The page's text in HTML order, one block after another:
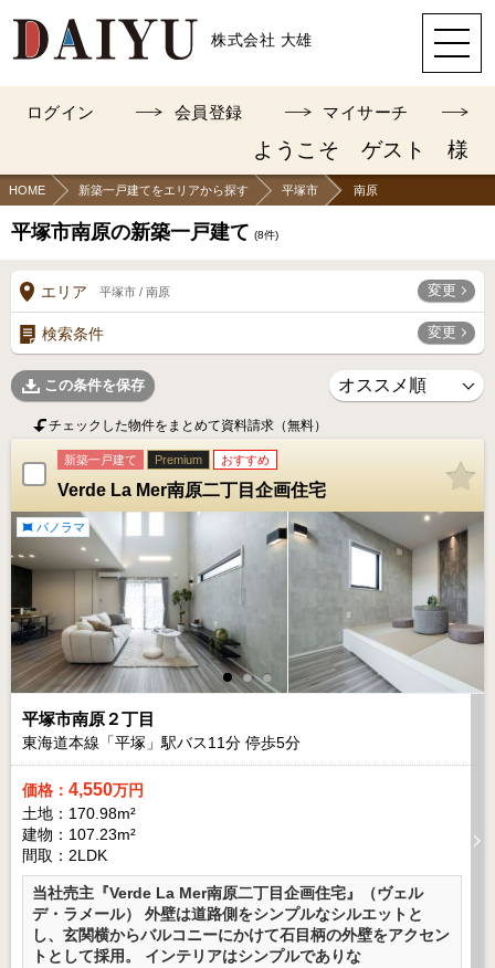
株式会社 大雄
ログイン 会員登録 マイサーチ
ようこそ ゲスト 様
HOME 新築一戸建てをエリアから探す 平塚市 南原
平塚市南原の新築一戸建て (8件)
エリア 平塚市 / 南原 変更
検索条件 変更
この条件を保存
チェックした物件をまとめて資料請求（無料）
新築一戸建て Premium おすすめ
Verde La Mer南原二丁目企画住宅
パノラマ
平塚市南原２丁目
東海道本線「平塚」駅バス11分 停歩5分
価格： 4,550万円
土地：170.98m²
建物：107.23m²
間取：2LDK
当社売主『Verde La Mer南原二丁目企画住宅』（ヴェル
デ・ラメール） 外壁は道路側をシンプルなシルエットと
し、玄関横からバルコニーにかけて石目柄の外壁をアクセン
トとして採用。 インテリアはシンプルでありな